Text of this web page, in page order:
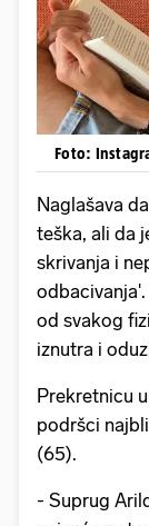
Foto:
Naglašava
teška, ali da
skrivanja i
od svakog
iznutra i
Prekretnicu
podršci
(65).
- Suprug